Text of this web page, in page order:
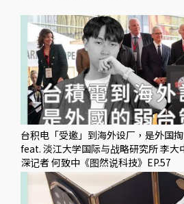
台积电「受邀」到海外设厂，是外国
feat. 淡江大学国际与战略研究所 李大
深记者 何致中《图然说科技》EP.57